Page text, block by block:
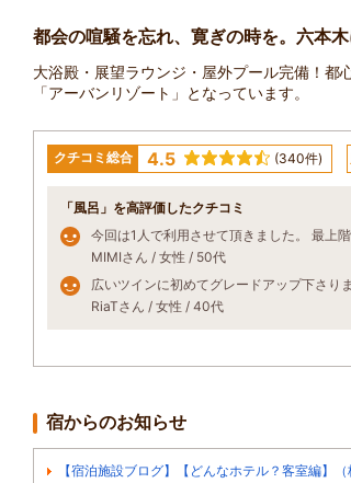
都会の喧騒を忘れ、寛ぎの時を。六本
大浴殿・展望ラウンジ・屋外プール完備！都
「アーバンリゾート」となっています。
クチコミ総合 4.5 (340件)
「風呂」を高評価したクチコミ
MIMIさん / 女性 / 50代
RiaTさん / 女性 / 40代
宿からのお知らせ
【宿泊施設ブログ】【どんなホテル？客室編】